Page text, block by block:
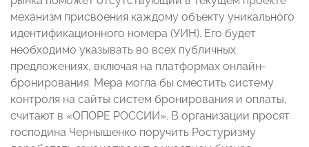
механизм присвоения каждому объекту уникального
идентификационного номера (УИН). Его будет
необходимо указывать во всех публичных
предложениях, включая на платформах онлайн-
бронирования. Мера могла бы сместить систему
контроля на сайты систем бронирования и оплаты,
считают в «ОПОРЕ РОССИИ». В организации просят
господина Чернышенко поручить Ростуризму